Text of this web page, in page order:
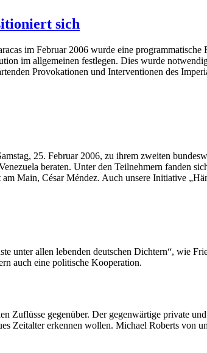
sich
im Februar 2006 wurde eine programmatische
im allgemeinen festlegen. Dies wurde
Provokationen und Interventionen des
25. Februar 2006, zu ihrem zweiten
beraten. Unter den Teilnehmern fanden
Main, César Méndez. Auch unsere Initiative
unter allen lebenden deutschen Dichtern“, wie
auch eine politische Kooperation.
Zuflüsse gegenüber. Der gegenwärtige private
Zeitalter erkennen wollen. Michael Roberts von